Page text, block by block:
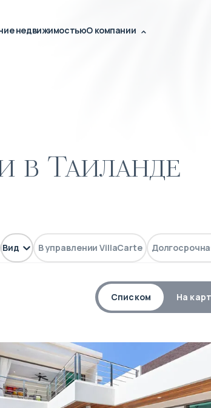
недвижимостьюО компании
в Таиланде
Вид В управлении VillaCarte
Списком На